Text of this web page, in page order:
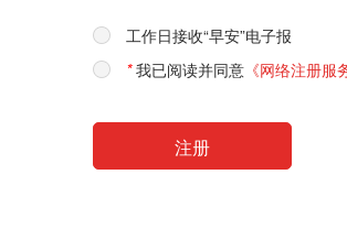
工作日接收“早安”电子报
*我已阅读并同意 《网络注册服